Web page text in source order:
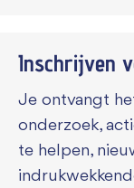
Inschrijven
Je ontvangt
onderzoek,
te helpen,